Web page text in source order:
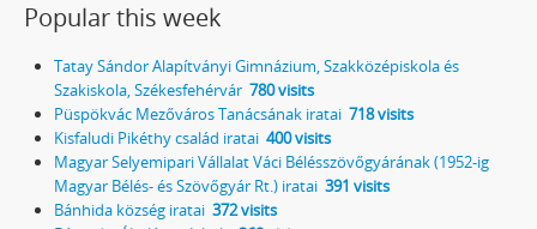
Popular this week
Tatay Sándor Alapítványi Gimnázium, Szakközépiskola és
Szakiskola, Székesfehérvár 780 visits
Püspökvác Mezőváros Tanácsának iratai 718 visits
Kisfaludi Pikéthy család iratai 400 visits
Magyar Selyemipari Vállalat Váci Bélésszövőgyárának (1952-ig
Magyar Bélés- és Szövőgyár Rt.) iratai 391 visits
Bánhida község iratai 372 visits